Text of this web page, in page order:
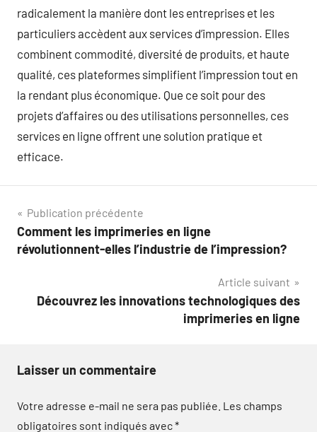
radicalement la manière dont les entreprises et les
particuliers accèdent aux services d’impression. Elles
combinent commodité, diversité de produits, et haute
qualité, ces plateformes simplifient l’impression tout en
la rendant plus économique. Que ce soit pour des
projets d’affaires ou des utilisations personnelles, ces
services en ligne offrent une solution pratique et
efficace.
Navigation
de
Publication précédente
Comment les imprimeries en ligne
révolutionnent-elles l’industrie de l’impression?
Article suivant
Découvrez les innovations technologiques des
imprimeries en ligne
Laisser un commentaire
Votre adresse e-mail ne sera pas publiée. Les champs
obligatoires sont indiqués avec*